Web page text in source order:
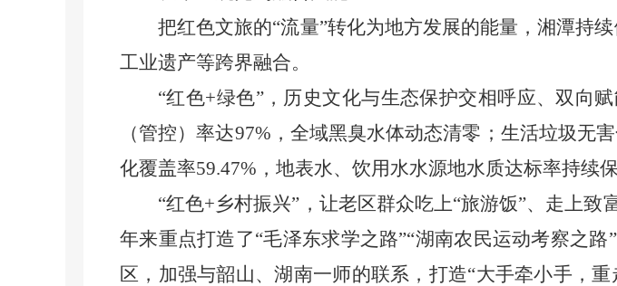
把红色文旅的“流量”转化为地方发展的能量，湘潭持续
工业遗产等跨界融合。
“红色+绿色”，历史文化与生态保护交相呼应、双向赋
（管控）率达97%，全域黑臭水体动态清零；生活垃圾无
化覆盖率59.47%，地表水、饮用水水源地水质达标率持续保
“红色+乡村振兴”，让老区群众吃上“旅游饭”、走上致
年来重点打造了“毛泽东求学之路”“湖南农民运动考察之
区，加强与韶山、湖南一师的联系，打造“大手牵小手，